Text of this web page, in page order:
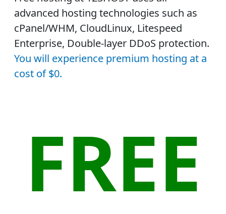
advanced hosting technologies such as
cPanel/WHM, CloudLinux, Litespeed
Enterprise, Double-layer DDoS protection.
You will experience premium hosting at a
cost of $0.
FREE